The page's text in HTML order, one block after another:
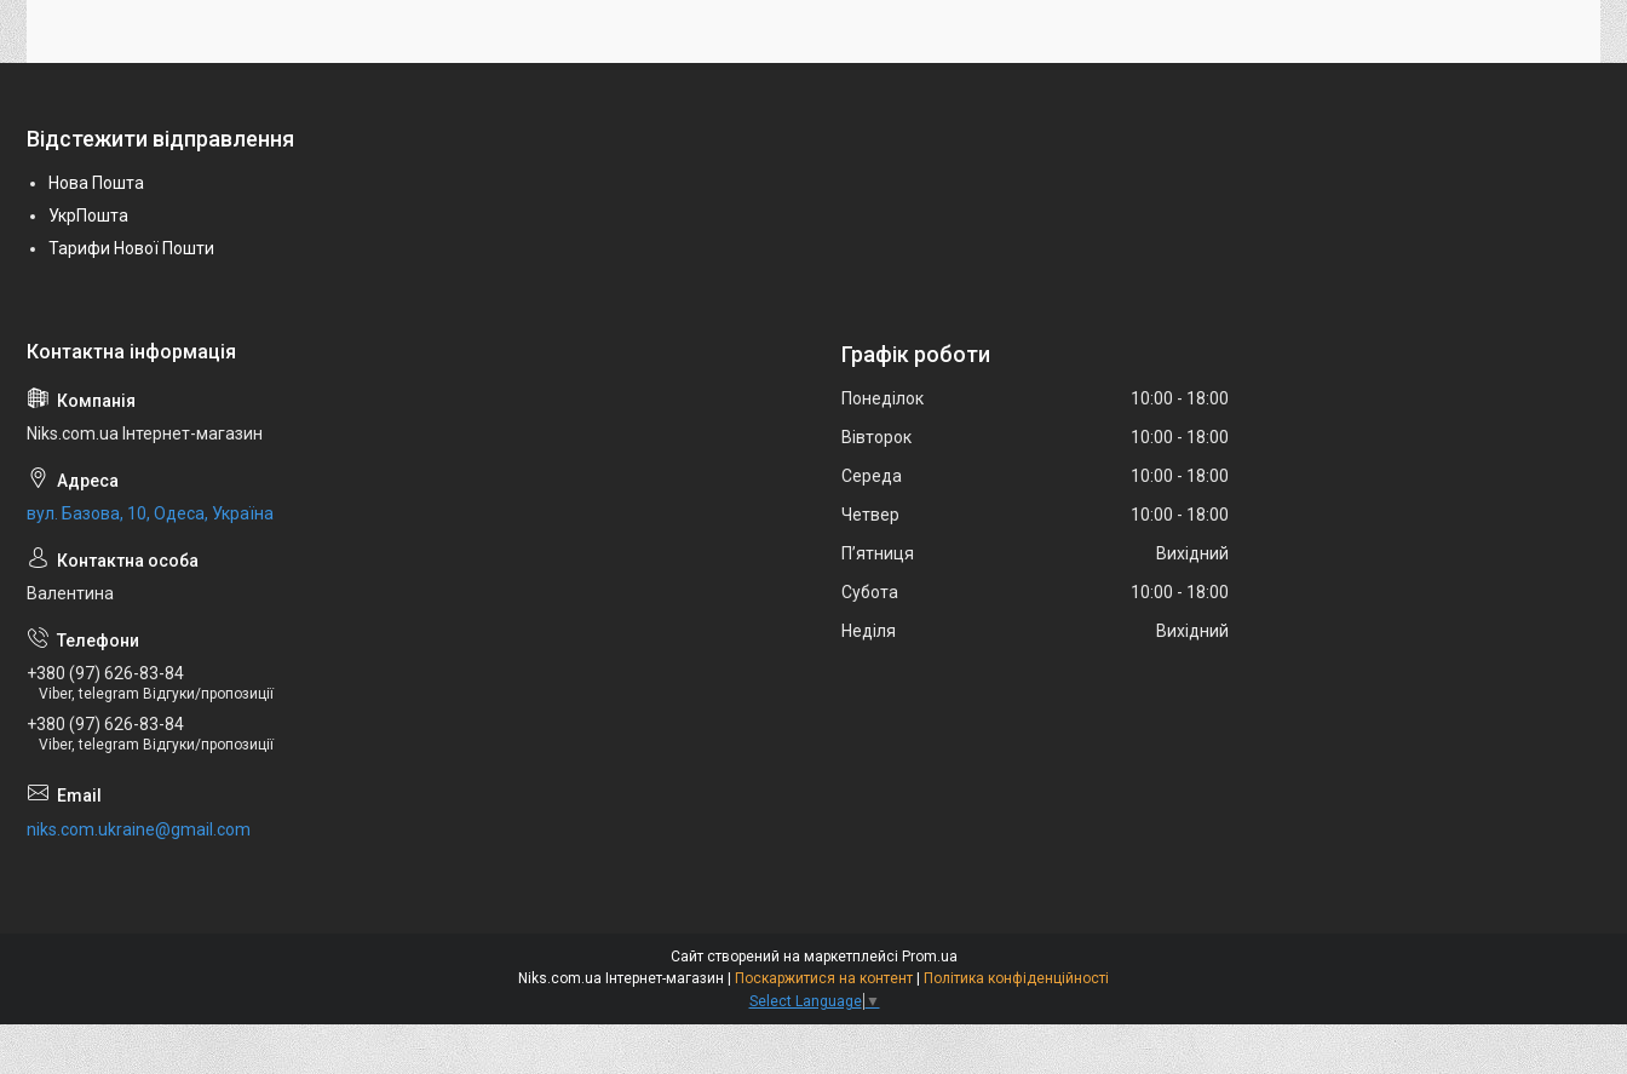
Відстежити відправлення
Нова Пошта
УкрПошта
Тарифи Нової Пошти
Niks.com.ua Інтернет-магазин
вул. Базова, 10, Одеса, Україна
Валентина
+380 (97) 626-83-84
Viber, telegram Відгуки/пропозиції
+380 (97) 626-83-84
Viber, telegram Відгуки/пропозиції
niks.com.ukraine@gmail.com
Графік роботи
Понеділок 10:00
18:00
Вівторок
10:00
18:00
Середа
10:00
18:00
Четвер
10:00
18:00
Пʼятниця
Вихідний
Субота
10:00
18:00
Неділя
Вихідний
Сайт створений на маркетплейсі Prom.ua
Поскаржитися на контент
Політика конфіденційності
Select Language ▼